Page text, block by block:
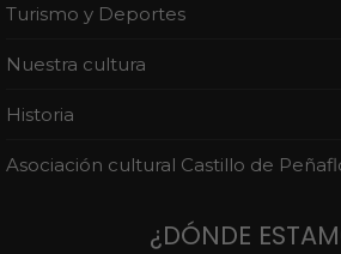
Turismo y Deportes
Nuestra cultura
Historia
Asociación cultural Castillo de
¿DÓNDE